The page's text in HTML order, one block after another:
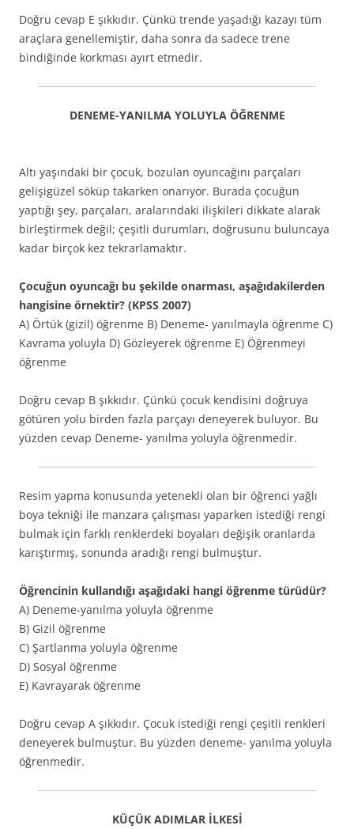
Doğru cevap E şıkkıdır. Çünkü trende yaşadığı kazayı tüm
araçlara genellemiştir, daha sonra da sadece trene
bindiğinde korkması ayırt etmedir.
DENEME-YANILMA YOLUYLA ÖĞRENME
Altı yaşındaki bir çocuk, bozulan oyuncağını parçaları
gelişigüzel söküp takarken onarıyor. Burada çocuğun
yaptığı şey, parçaları, aralarındaki ilişkileri dikkate alarak
birleştirmek değil; çeşitli durumları, doğrusunu buluncaya
kadar birçok kez tekrarlamaktır.
Çocuğun oyuncağı bu şekilde onarması, aşağıdakilerden
hangisine örnektir? (KPSS 2007)
A) Örtük (gizil) öğrenme B) Deneme- yanılmayla öğrenme C)
Kavrama yoluyla D) Gözleyerek öğrenme E) Öğrenmeyi
öğrenme
Doğru cevap B şıkkıdır. Çünkü çocuk kendisini doğruya
götüren yolu birden fazla parçayı deneyerek buluyor. Bu
yüzden cevap Deneme- yanılma yoluyla öğrenmedir.
Resim yapma konusunda yetenekli olan bir öğrenci yağlı
boya tekniği ile manzara çalışması yaparken istediği rengi
bulmak için farklı renklerdeki boyaları değişik oranlarda
karıştırmış, sonunda aradığı rengi bulmuştur.
Öğrencinin kullandığı aşağıdaki hangi öğrenme türüdür?
A) Deneme-yanılma yoluyla öğrenme
B) Gizil öğrenme
C) Şartlanma yoluyla öğrenme
D) Sosyal öğrenme
E) Kavrayarak öğrenme
Doğru cevap A şıkkıdır. Çocuk istediği rengi çeşitli renkleri
deneyerek bulmuştur. Bu yüzden deneme- yanılma yoluyla
öğrenmedir.
KÜÇÜK ADIMLAR İLKESİ